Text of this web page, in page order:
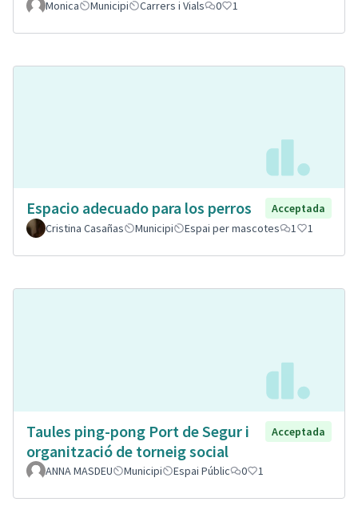
Monica Municipi Carrers i Vials 0 1
Espacio adecuado para los perros
Acceptada
Cristina Casañas
Municipi Espai per mascotes 1 1
Taules ping-pong Port de Segur i
organització de torneig social
Acceptada
ANNA MASDEU Municipi Espai Públic 0 1